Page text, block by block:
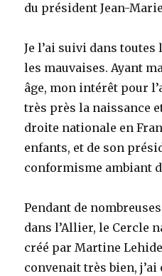
du président Jean-
Je l’ai suivi dans
les mauvaises. Ayant
âge, mon intérêt pour
très près la naissance
droite nationale en
enfants, et de son
conformisme ambiant
Pendant de
dans l’Allier, le Cercle
créé par Martine
convenait très bien,